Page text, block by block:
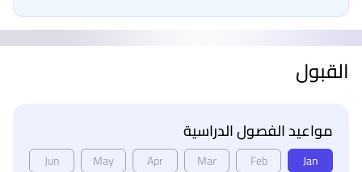
القبول
مواعيد الفصول الدراسية
Jan
Feb
Mar
Apr
May
Jun